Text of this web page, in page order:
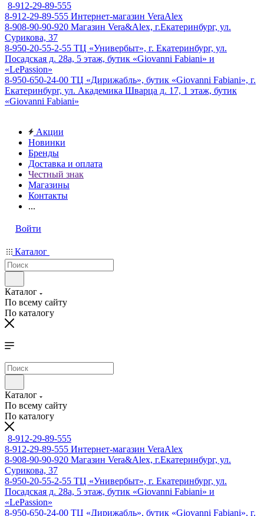
8-912-29-89-555
8-912-29-89-555 Интернет-магазин VeraAlex
8-908-90-90-920 Магазин Vera&Alex, г.Екатеринбург, ул.
Сурикова, 37
8-950-20-55-2-55 ТЦ «Универбыт», г. Екатеринбург, ул.
Посадская д. 28а, 5 этаж, бутик «Giovanni Fabiani» и
«LePassion»
8-950-650-24-00 ТЦ «Дирижабль», бутик «Giovanni Fabiani», г.
Екатеринбург, ул. Академика Шварца д. 17, 1 этаж, бутик
«Giovanni Fabiani»
Акции
Новинки
Бренды
Доставка и оплата
Честный знак
Магазины
Контакты
...
Войти
Каталог
Каталог
По всему сайту
По каталогу
Каталог
По всему сайту
По каталогу
8-912-29-89-555
8-912-29-89-555 Интернет-магазин VeraAlex
8-908-90-90-920 Магазин Vera&Alex, г.Екатеринбург, ул.
Сурикова, 37
8-950-20-55-2-55 ТЦ «Универбыт», г. Екатеринбург, ул.
Посадская д. 28а, 5 этаж, бутик «Giovanni Fabiani» и
«LePassion»
8-950-650-24-00 ТЦ «Дирижабль», бутик «Giovanni Fabiani», г.